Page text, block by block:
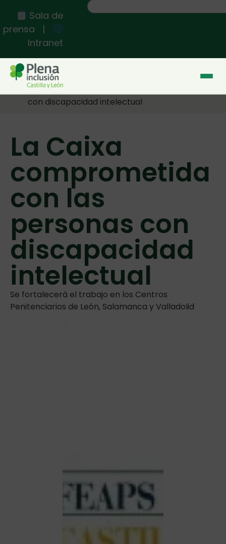
Sala de
prensa |
Intranet
Inicio >> La Caixa comprometida con las personas
con discapacidad intelectual
La Caixa
comprometida
con las
personas con
discapacidad
intelectual
Se fortalecerá el trabajo en los Centros
Penitenciarios de León, Salamanca y Valladolid